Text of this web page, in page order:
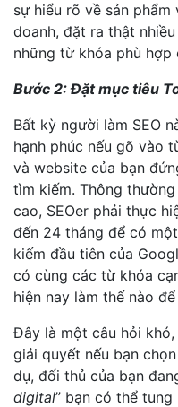
sự hiểu rõ về sản
doanh, đặt ra thật
những từ khóa phù hợp
Bước 2: Đặt mục tiêu
Bất kỳ người làm SEO
hạnh phúc nếu gõ vào
và website của bạn
tìm kiếm. Thông
cao, SEOer phải thực
đến 24 tháng để có
kiếm đầu tiên của
có cùng các từ khóa
hiện nay làm thế nào
Đây là một câu hỏi
giải quyết nếu bạn
dụ, đối thủ của bạn
digital” bạn có thể